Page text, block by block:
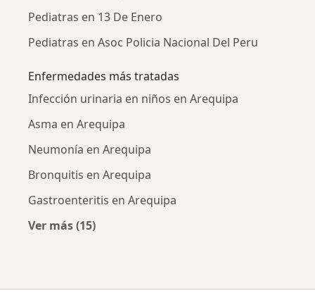
Pediatras en 13 De Enero
Pediatras en Asoc Policia Nacional Del Peru
Enfermedades más tratadas
Infección urinaria en niños en Arequipa
Asma en Arequipa
Neumonía en Arequipa
Bronquitis en Arequipa
Gastroenteritis en Arequipa
Ver más (15)